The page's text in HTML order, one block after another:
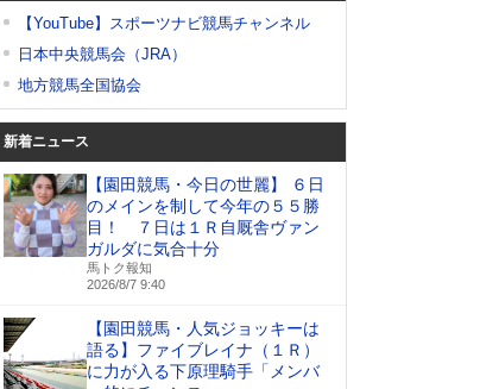
【YouTube】スポーツナビ競馬チャンネル
日本中央競馬会（JRA）
地方競馬全国協会
新着ニュース
【園田競馬・今日の世麗】 ６日
のメインを制して今年の５５勝
目！ ７日は１Ｒ自厩舎ヴァン
ガルダに気合十分
馬トク報知
2026/8/7 9:40
【園田競馬・人気ジョッキーは
語る】ファイブレイナ（１Ｒ）
に力が入る下原理騎手「メンバ